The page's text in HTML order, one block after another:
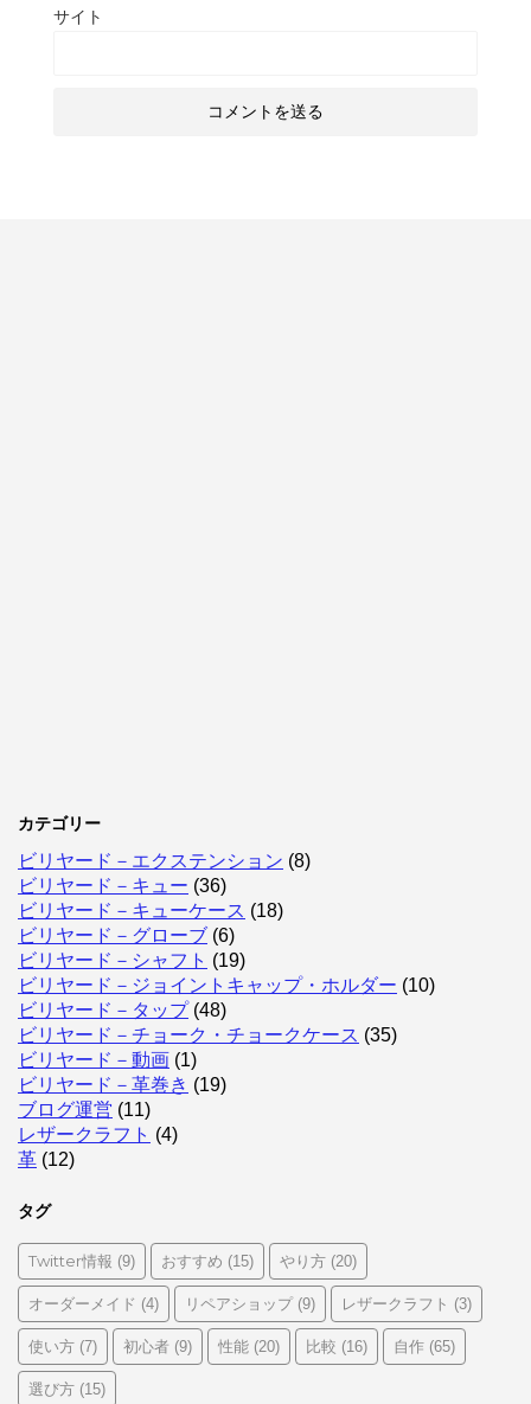
サイト
カテゴリー
ビリヤード－エクステンション (8)
ビリヤード－キュー (36)
ビリヤード－キューケース (18)
ビリヤード－グローブ (6)
ビリヤード－シャフト (19)
ビリヤード－ジョイントキャップ・ホルダー (10)
ビリヤード－タップ(48)
ビリヤード－チョーク・チョークケース (35)
ビリヤード－動画 (1)
ビリヤード－革巻き (19)
ブログ運営 (11)
レザークラフト (4)
革 (12)
タグ
Twitter情報 (9) おすすめ (15) やり方 (20)
オーダーメイド (4) リペアショップ(9) レザークラフト (3)
使い方 (7) 初心者 (9) 性能 (20) 比較 (16) 自作 (65)
選び方 (15)